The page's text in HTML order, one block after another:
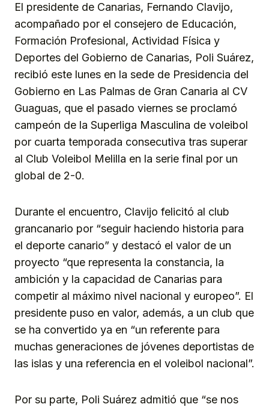
El presidente de Canarias, Fernando Clavijo,
acompañado por el consejero de Educación,
Formación Profesional, Actividad Física y
Deportes del Gobierno de Canarias, Poli Suárez,
recibió este lunes en la sede de Presidencia del
Gobierno en Las Palmas de Gran Canaria al CV
Guaguas, que el pasado viernes se proclamó
campeón de la Superliga Masculina de voleibol
por cuarta temporada consecutiva tras superar
al Club Voleibol Melilla en la serie final por un
global de 2-0.
Durante el encuentro, Clavijo felicitó al club
grancanario por “seguir haciendo historia para
el deporte canario” y destacó el valor de un
proyecto “que representa la constancia, la
ambición y la capacidad de Canarias para
competir al máximo nivel nacional y europeo”. El
presidente puso en valor, además, a un club que
se ha convertido ya en “un referente para
muchas generaciones de jóvenes deportistas de
las islas y una referencia en el voleibol nacional”.
Por su parte, Poli Suárez admitió que “se nos